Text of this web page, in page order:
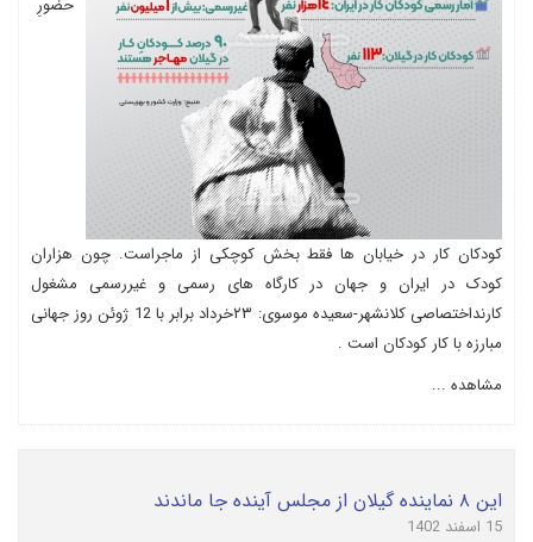
حضورِ
کودکان کار در خیابان ها فقط بخش کوچکی از ماجراست. چون هزاران
کودک در ایران و جهان در کارگاه های رسمی و غیررسمی مشغول
کارنداختصاصی کلانشهر-سعیده موسوی: ۲۳خرداد برابر با 12 ژوئن روز جهانی
مبارزه با کار کودکان است .
مشاهده ...
این ۸ نماینده گیلان از مجلس آینده جا ماندند
15 اسفند 1402